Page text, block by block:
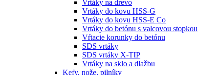
Vrtáky na drevo
Vrtáky do kovu HSS-G
Vrtáky do kovu HSS-E Co
Vrtáky do betónu s valcovou stopkou
Vŕtacie korunky do betónu
SDS vrtáky
SDS vrtáky X-TIP
Vrtáky na sklo a dlažbu
Kefy, nože, pilníky